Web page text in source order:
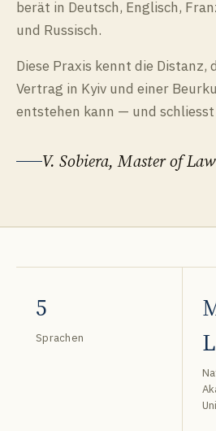
berät in Deutsch, Englisch,
und Russisch.
Diese Praxis kennt die Distanz,
Vertrag in Kyiv und einer
entstehen kann — und schliesst
V. Sobiera, Master of Law
5
Sprachen